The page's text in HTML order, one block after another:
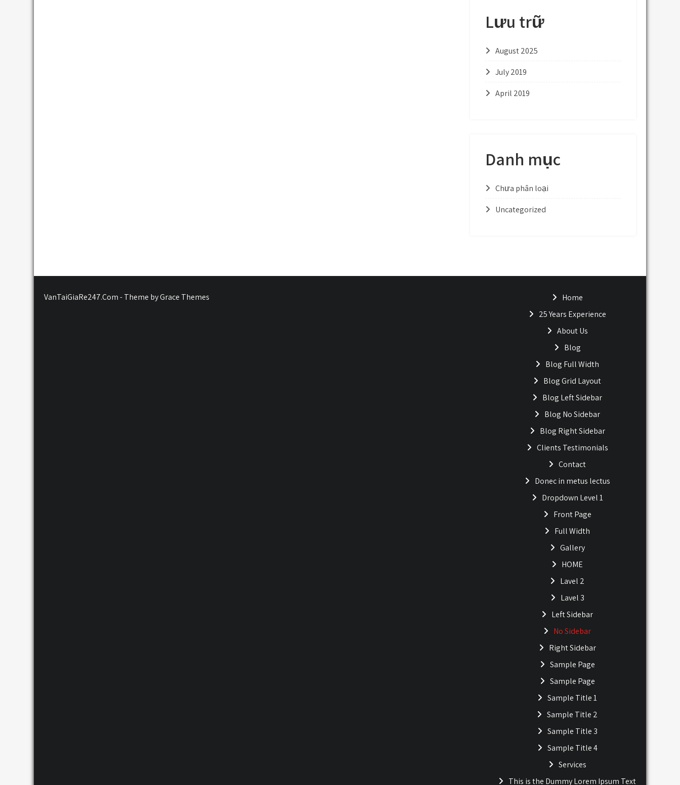
Lưu trữ
August 2025
July 2019
April 2019
Danh mục
Chưa phân loại
Uncategorized
VanTaiGiaRe247.Com - Theme by Grace Themes
Home
25 Years Experience
About Us
Blog
Blog Full Width
Blog Grid Layout
Blog Left Sidebar
Blog No Sidebar
Blog Right Sidebar
Clients Testimonials
Contact
Donec in metus lectus
Dropdown Level 1
Front Page
Full Width
Gallery
HOME
Lavel 2
Lavel 3
Left Sidebar
No Sidebar
Right Sidebar
Sample Page
Sample Page
Sample Title 1
Sample Title 2
Sample Title 3
Sample Title 4
Services
This is the Dummy Lorem Ipsum Text